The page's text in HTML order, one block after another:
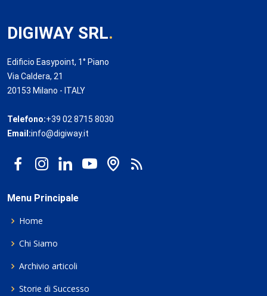
DIGIWAY SRL.
Edificio Easypoint, 1° Piano
Via Caldera, 21
20153 Milano - ITALY
Telefono:+39 02 8715 8030
Email:info@digiway.it
Menu Principale
Home
Chi Siamo
Archivio articoli
Storie di Successo